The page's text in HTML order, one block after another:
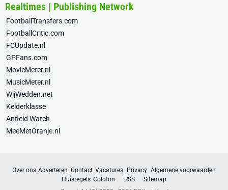
Realtimes | Publishing Network
FootballTransfers.com
FootballCritic.com
FCUpdate.nl
GPFans.com
MovieMeter.nl
MusicMeter.nl
WijWedden.net
Kelderklasse
Anfield Watch
MeeMetOranje.nl
Over ons Adverteren Contact Vacatures Privacy Algemene voorwaarden
Huisregels Colofon RSS
Sitemap